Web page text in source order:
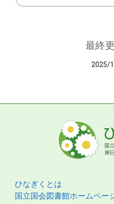
最終
2025/
ひなぎくとは
国立国会図書館ホームペー